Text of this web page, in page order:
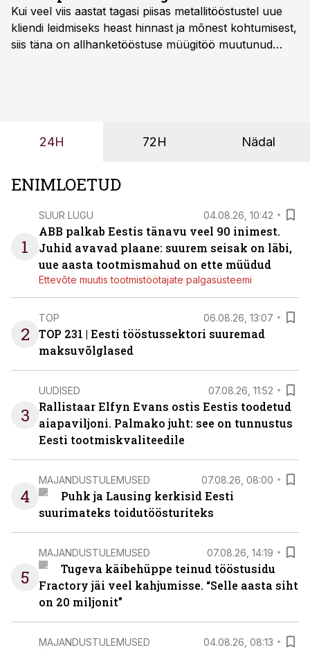
Kui veel viis aastat tagasi piisas metallitööstustel uue
kliendi leidmiseks heast hinnast ja mõnest kohtumisest,
siis täna on allhanketööstuse müügitöö muutunud
24H 72H Nädal
ENIMLOETUD
1
SUUR LUGU 04.08.26, 10:42
ABB palkab Eestis tänavu veel 90 inimest.
Juhid avavad plaane: suurem seisak on läbi,
uue aasta tootmismahud on ette müüdud
Ettevõte muutis tootmistöötajate palgasüsteemi
2
TOP 06.08.26, 13:07
TOP 231 | Eesti tööstussektori suuremad
maksuvõlglased
3
UUDISED 07.08.26, 11:52
Rallistaar Elfyn Evans ostis Eestis toodetud
aiapaviljoni. Palmako juht: see on tunnustus
Eesti tootmiskvaliteedile
4
MAJANDUSTULEMUSED 07.08.26, 08:00
Puhk ja Lausing kerkisid Eesti
suurimateks toidutöösturiteks
5
MAJANDUSTULEMUSED 07.08.26, 14:19
Tugeva käibehüppe teinud tööstusidu
Fractory jäi veel kahjumisse. “Selle aasta siht
on 20 miljonit”
MAJANDUSTULEMUSED 04.08.26, 08:13